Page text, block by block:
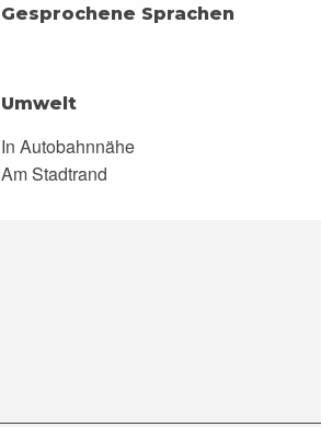
Gesprochene Sprachen
Gesprochene Sprachen
Umwelt
Umwelt
In Autobahnnähe
Am Stadtrand